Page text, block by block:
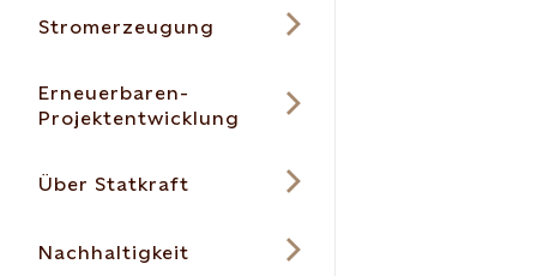
Stromerzeugung
Erneuerbaren-
Projektentwicklung
Über Statkraft
Nachhaltigkeit